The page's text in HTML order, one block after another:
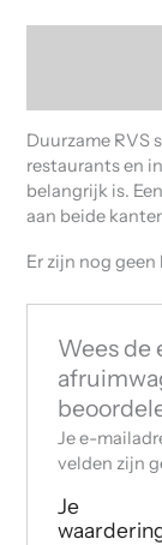
Duurzame RVS
restaurants en
belangrijk is.
aan beide
Er zijn nog
Wees de
Je e-
velden zijn
Je